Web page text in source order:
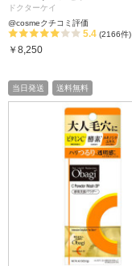
ドクターケイ
@cosmeクチコミ評価
5.4 (2166件)
￥8,250
当日発送 送料無料